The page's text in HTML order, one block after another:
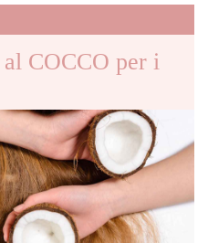
COCCO per i